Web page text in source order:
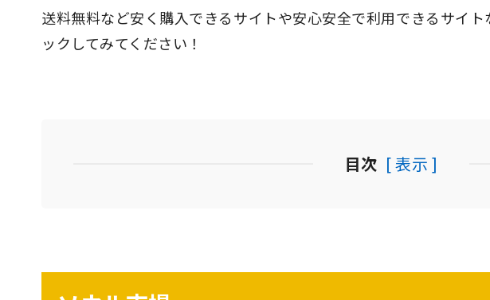
送料無料など安く購入できるサイトや安心安全で利用できるサイ
ックしてみてください！
目次 [ 表示 ]